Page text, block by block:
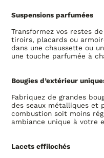
Suspensions parfumées
Transformez vos restes
tiroirs, placards ou
dans une chaussette ou
une touche parfumée à
Bougies d’extérieur
Fabriquez de grandes
des seaux métalliques et
combustion soit moins
ambiance unique à votre
Lacets effilochés